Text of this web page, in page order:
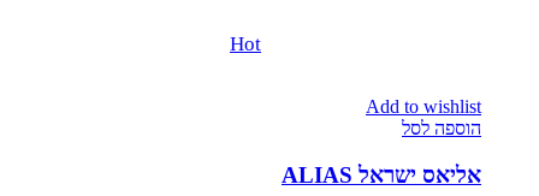
Hot
Add to wishlist
הוספה לסל
אליאס ישראל ALIAS